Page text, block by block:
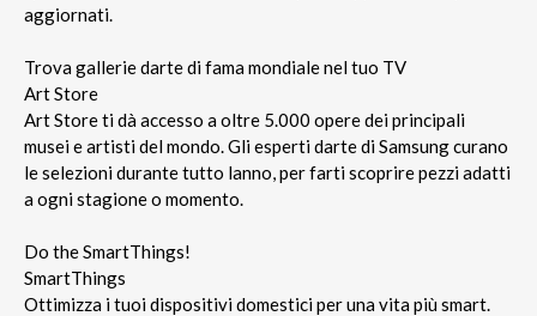
aggiornati.
Trova gallerie darte di fama mondiale nel tuo TV
Art Store
Art Store ti dà accesso a oltre 5.000 opere dei principali
musei e artisti del mondo. Gli esperti darte di Samsung curano
le selezioni durante tutto lanno, per farti scoprire pezzi adatti
a ogni stagione o momento.
Do the SmartThings!
SmartThings
Ottimizza i tuoi dispositivi domestici per una vita più smart.